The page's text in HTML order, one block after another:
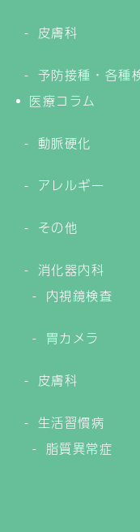
皮膚科
予防接種・各種
医療コラム
動脈硬化
アレルギー
その他
消化器内科
内視鏡検査
胃カメラ
皮膚科
生活習慣病
脂質異常症